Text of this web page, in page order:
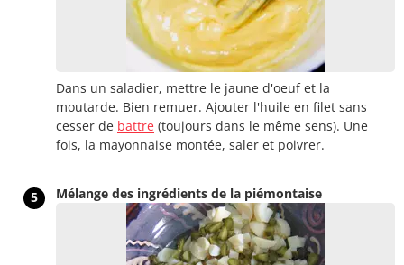
Dans un saladier, mettre le jaune d'oeuf et la
moutarde. Bien remuer. Ajouter l'huile en filet sans
cesser de battre (toujours dans le même sens). Une
fois, la mayonnaise montée, saler et poivrer.
5 Mélange des ingrédients de la piémontaise